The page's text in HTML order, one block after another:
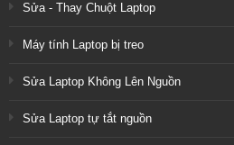
Sửa - Thay Chuột Laptop
Máy tính Laptop bị treo
Sửa Laptop Không Lên Nguồn
Sửa Laptop tự tắt nguồn